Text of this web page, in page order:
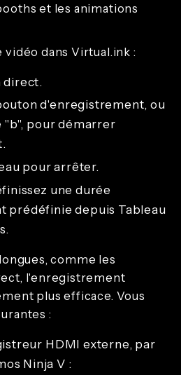
et les animations
dans Virtual.ink :
direct.
d'enregistrement, ou
"b", pour démarrer
pour arrêter.
une durée
prédéfinie depuis Tableau
comme les
l'enregistrement
plus efficace. Vous
:
HDMI externe, par
Ninja V :